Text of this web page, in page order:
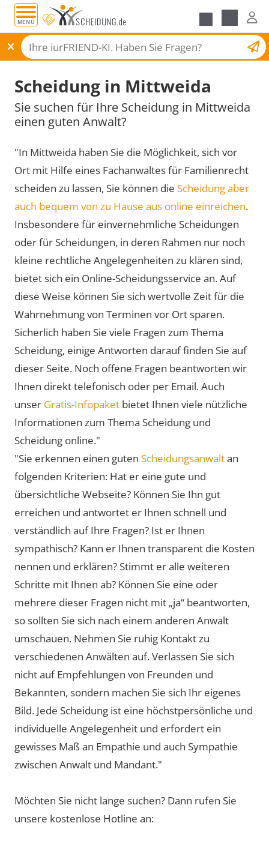
MENÜ
Scheidungsantrag
Scheidung in Mittweida
Sie suchen für Ihre Scheidung in Mittweida
einen guten Anwalt?
"In Mittweida haben Sie die Möglichkeit, sich vor
Ort mit Hilfe eines Fachanwaltes für Familienrecht
scheiden zu lassen, Sie können die Scheidung aber
auch bequem von zu Hause aus online einreichen.
Insbesondere für einvernehmliche Scheidungen
oder für Scheidungen, in deren Rahmen nur noch
kleine rechtliche Angelegenheiten zu klären sind,
bietet sich ein Online-Scheidungsservice an. Auf
diese Weise können Sie sich wertvolle Zeit für die
Wahrnehmung von Terminen vor Ort sparen.
Sicherlich haben Sie viele Fragen zum Thema
Scheidung, einige Antworten darauf finden Sie auf
dieser Seite. Noch offene Fragen beantworten wir
Ihnen direkt telefonisch oder per Email. Auch
unser Gratis-Infopaket bietet Ihnen viele nützliche
Informationen zum Thema Scheidung und
Scheidung online."
"Sie erkennen einen guten Scheidungsanwaltan
folgenden Kriterien: Hat er eine gute und
übersichtliche Webseite? Können Sie Ihn gut
erreichen und antwortet er Ihnen schnell und
verständlich auf Ihre Fragen? Ist er Ihnen
sympathisch? Kann er Ihnen transparent die Kosten
nennen und erklären? Stimmt er alle weiteren
Schritte mit Ihnen ab? Können Sie eine oder
mehrere dieser Fragen nicht mit „ja“ beantworten,
so sollten Sie sich nach einem anderen Anwalt
umschauen. Nehmen Sie ruhig Kontakt zu
verschiedenen Anwälten auf. Verlassen Sie sich
nicht auf Empfehlungen von Freunden und
Bekannten, sondern machen Sie sich Ihr eigenes
Bild. Jede Scheidung ist eine höchstpersönliche und
individuelle Angelegenheit und erfordert ein
gewisses Maß an Empathie und auch Sympathie
zwischen Anwalt und Mandant."
Möchten Sie nicht lange suchen? Dann rufen Sie
unsere kostenlose Hotline an: